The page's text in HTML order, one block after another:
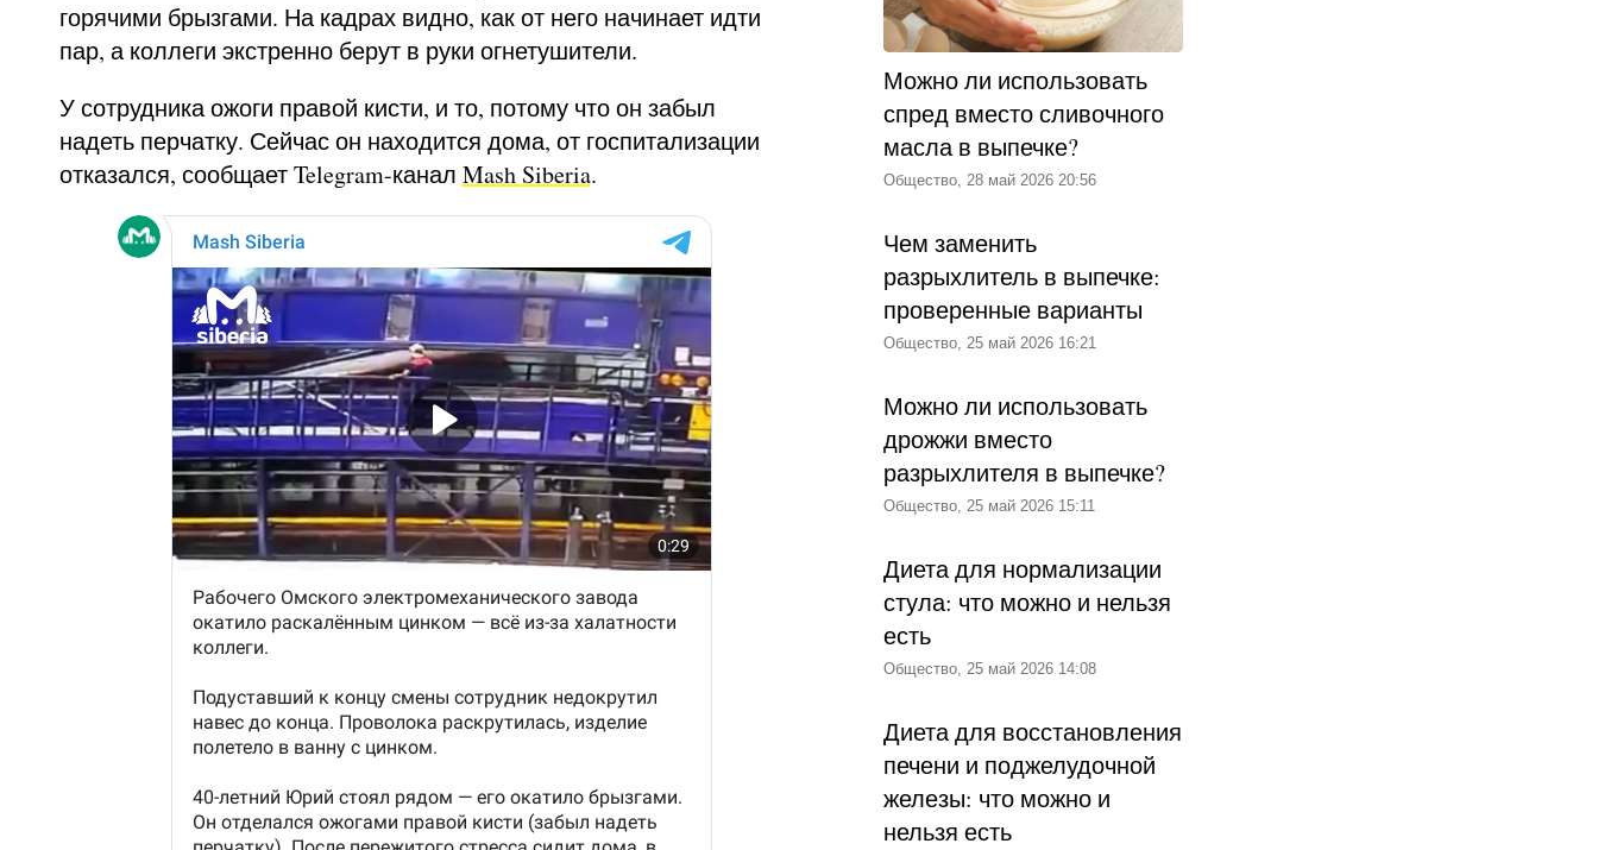
горячими брызгами. На кадрах видно, как от него начинает идти
пар, а коллеги экстренно берут в руки огнетушители.
У сотрудника ожоги правой кисти, и то, потому что он забыл
надеть перчатку. Сейчас он находится дома, от госпитализации
отказался, сообщает Telegram-канал Mash Siberia.
Можно ли использовать
спред вместо сливочного
масла в выпечке?
Общество, 28 май 2026 20:56
Чем заменить
разрыхлитель в выпечке:
проверенные варианты
Общество, 25 май 2026 16:21
Можно ли использовать
дрожжи вместо
разрыхлителя в выпечке?
Общество, 25 май 2026 15:11
Диета для нормализации
стула: что можно и нельзя
есть
Общество, 25 май 2026 14:08
Диета для восстановления
печени и поджелудочной
железы: что можно и
нельзя есть